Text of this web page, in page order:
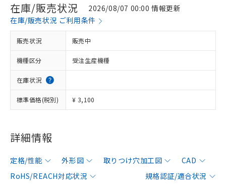
在庫/販売状況
2026/08/07 00:00 情報更新
在庫/販売状況 ご利用条件
販売状況 販売中
機種区分 受注生産機種
在庫状況
標準価格(税別) ¥ 3,100
詳細情報
定格/性能 外形図 取りつけ穴加工図
CAD
RoHS/REACH対応状況
規格認証/適合状況